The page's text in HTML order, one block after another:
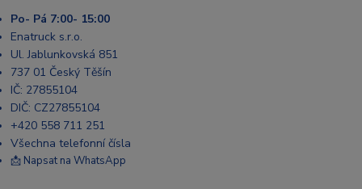
Po- Pá 7:00- 15:00
Enatruck s.r.o.
Ul. Jablunkovská 851
737 01 Český Těšín
IČ: 27855104
DIČ: CZ27855104
+420 558 711 251
Všechna telefonní čísla
📩 Napsat na WhatsApp